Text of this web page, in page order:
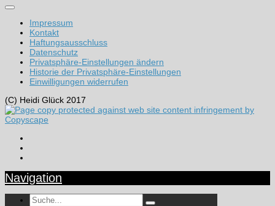
Impressum
Kontakt
Haftungsausschluss
Datenschutz
Privatsphäre-Einstellungen ändern
Historie der Privatsphäre-Einstellungen
Einwilligungen widerrufen
(C) Heidi Glück 2017
Navigation